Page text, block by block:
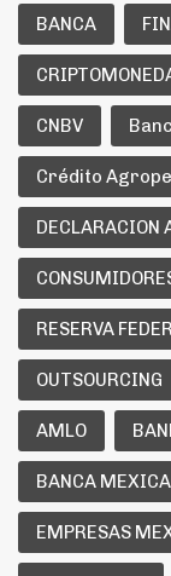
BANCA
CNBV
Crédito
DECLARACION
RESERVA
OUTSOURCING
AMLO
BANCA
EMPRESAS